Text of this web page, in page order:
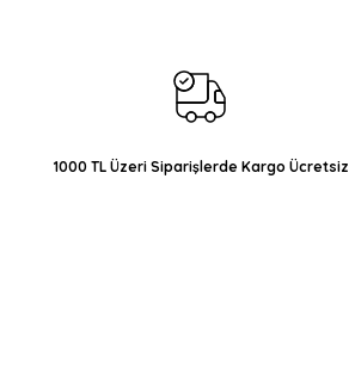
Ürün fiyatı diğer sitelerden daha pahalı.
Bu ürüne benzer farklı alternatifler olmalı.
1000 TL Üzeri Siparişlerde Kargo Ücretsiz